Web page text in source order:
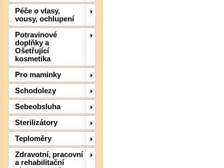
Péče o vlasy,
vousy, ochlupení
Potravinové
doplňky a
Ošetřující
kosmetika
Pro maminky
Schodolezy
Sebeobsluha
Sterilizátory
Teploměry
Zdravotní, pracovní
a rehabilitační